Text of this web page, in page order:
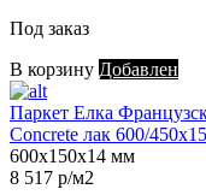
Под заказ
В корзину Добавлен
Паркет Елка
Concrete лак 600/
600х150х14 мм
8 517 р/м2